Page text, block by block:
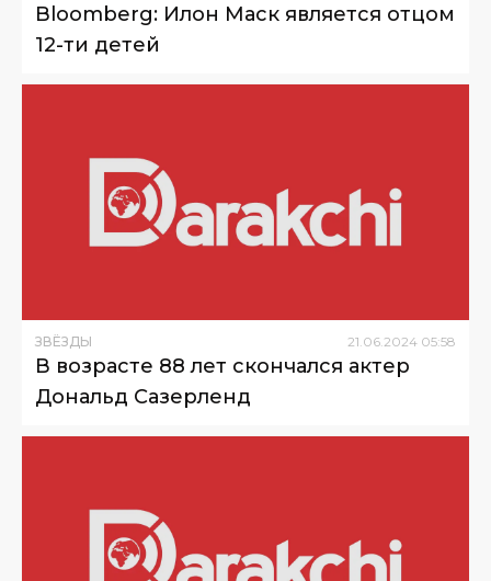
Bloomberg: Илон Маск является отцом
12-ти детей
ЗВЁЗДЫ 21 06 2024 05:58
В возрасте 88 лет скончался актер
Дональд Сазерленд